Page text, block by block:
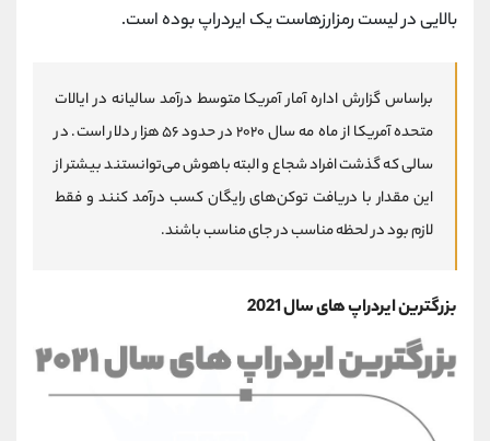
بالایی در لیست رمزارزهاست یک ایردراپ بوده است.
براساس گزارش اداره آمار آمریکا متوسط درآمد سالیانه در ایالات
متحده آمریکا از ماه مه سال ۲۰۲۰ در حدود ۵۶ هزار دلار است. در
سالی که گذشت افراد شجاع و البته باهوش می‌توانستند بیشتر از
این مقدار با دریافت توکن‌های رایگان کسب درآمد کنند و فقط
لازم بود در لحظه مناسب در جای مناسب باشند.
بزرگترین ایردراپ های سال 2021